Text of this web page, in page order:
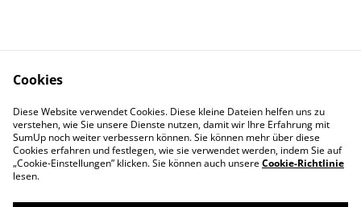
Datenschutz
Cookie Policy
Impressum
Cookies
Diese Website verwendet Cookies. Diese kleine Dateien helfen uns zu
verstehen, wie Sie unsere Dienste nutzen, damit wir Ihre Erfahrung mit
SumUp noch weiter verbessern können. Sie können mehr über diese
Cookies erfahren und festlegen, wie sie verwendet werden, indem Sie auf
„Cookie-Einstellungen” klicken. Sie können auch unsereCookie-Richtlinie
lesen.